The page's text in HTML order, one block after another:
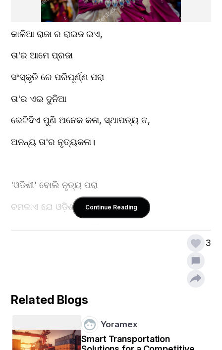
କାଳିଆ ରାଜା ର ରାଇଜ ଇଏ,
ତା'ର ଆମେ ପ୍ରଜା
ସଂସ୍କୃତି ରେ ପରିପୂର୍ଣ୍ଣ ପରା
ତା'ର ଏଇ ଦୁନିଆ
ଭେଟିଦିଏ ପୁଣି ଅନେକ କଳା, ସ୍ଥାପତ୍ୟ ତ,
ଅନନ୍ୟ ତା'ର ନୃତ୍ୟକଳା।
'ଓଡିଶୀ' ବୋଲି ନୃତ୍ୟ ପରା
ଚମକାଏ ଯେ ଓଡ଼ିଶା
ଛନ୍ଦ ଆଉ ମୁଦ୍ରା ର ସେଇ
ମୁଣ୍ଡ ଖୋସା ରେ ବନ୍ଧା ହୋଇଥିବା ଫୁଲ ର
Continue Reading
3
Related Blogs
Yoramex
Smart Transportation